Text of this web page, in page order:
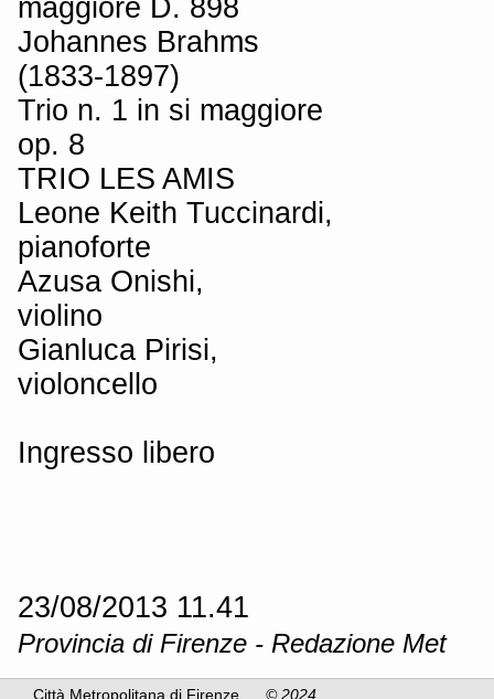
Johannes Brahms
(1833-1897)
Trio n. 1 in si maggiore
op. 8
TRIO LES AMIS
Leone Keith Tuccinardi,
pianoforte
Azusa Onishi,
violino
Gianluca Pirisi,
violoncello
Ingresso libero
23/08/2013 11.41
Provincia di Firenze - Redazione Met
Città Metropolitana di Firenze © 2024